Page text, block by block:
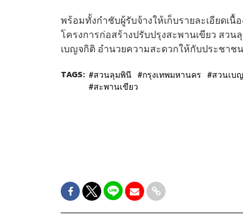
พร้อมทั้งกำชับผู้รับจ้างให้เก็บรายละเอียดเ
โครงการก่อสร้างปรับปรุงสะพานเขียว สว
เบญจกิติ อำนวยความสะดวกให้กับประชาช
TAGS: สวนลุมพินี กรุงเทพมหานคร สวนเบ
สะพานเขียว